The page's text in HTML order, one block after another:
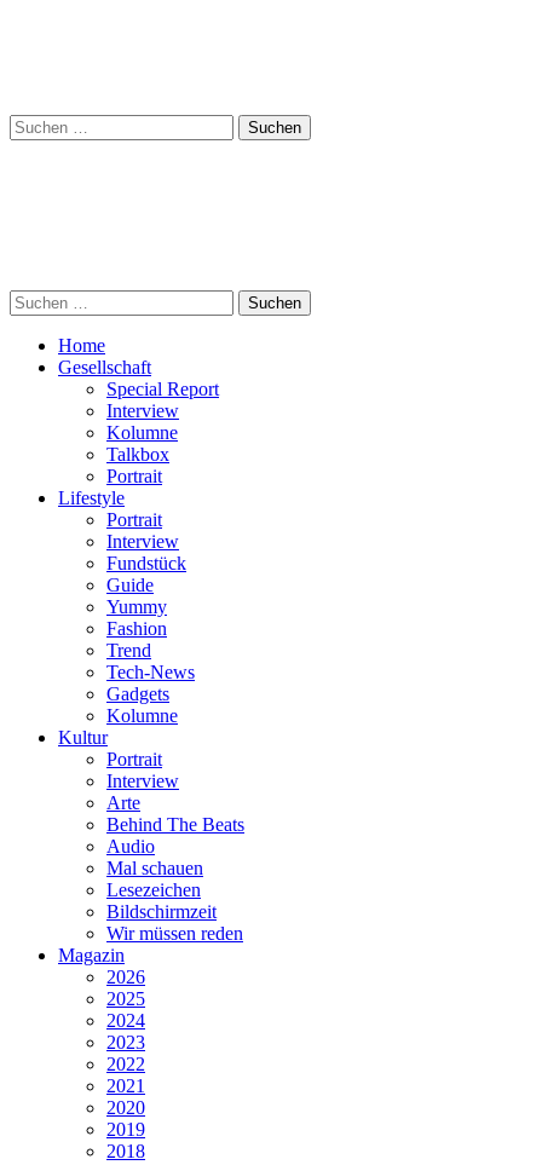
Suchen
nach:
Suchen
nach:
Home
Gesellschaft
Special Report
Interview
Kolumne
Talkbox
Portrait
Lifestyle
Portrait
Interview
Fundstück
Guide
Yummy
Fashion
Trend
Tech-News
Gadgets
Kolumne
Kultur
Portrait
Interview
Arte
Behind The Beats
Audio
Mal schauen
Lesezeichen
Bildschirmzeit
Wir müssen reden
Magazin
2026
2025
2024
2023
2022
2021
2020
2019
2018